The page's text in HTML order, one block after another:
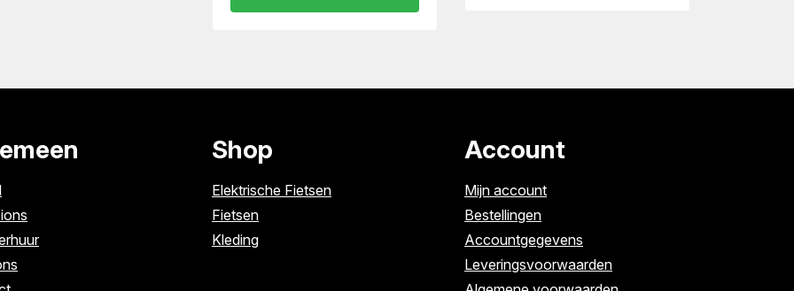
Shop
Elektrische Fietsen
Fietsen
Kleding
Account
Mijn account
Bestellingen
Accountgegevens
Leveringsvoorwaarden